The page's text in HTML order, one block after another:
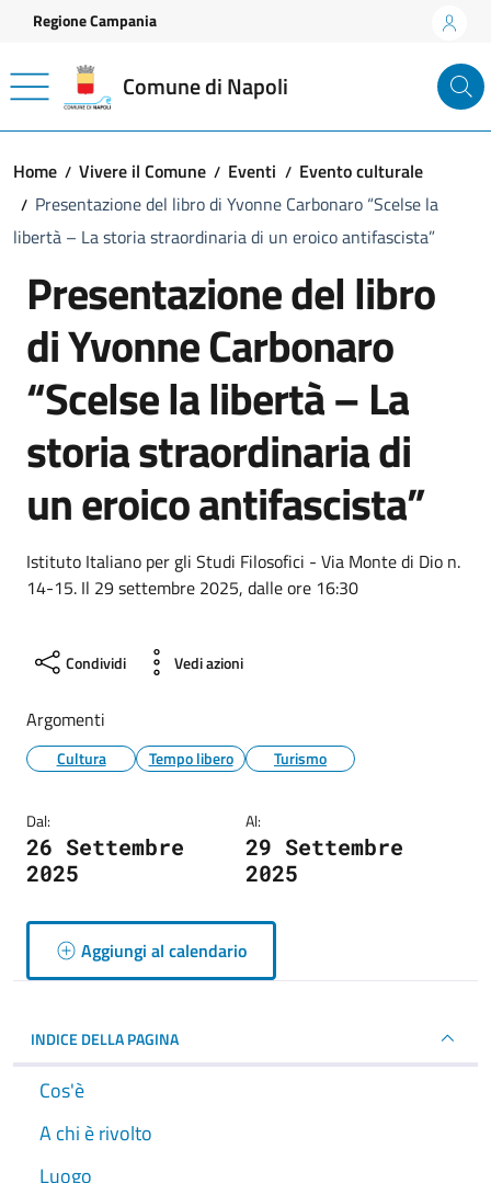
Vai ai contenuti
Vai al footer
Regione Campania
Comune di Napoli
Home Vivere il Comune Eventi
Evento culturale
Presentazione del libro di Yvonne Carbonaro “Scelse la
libertà – La storia straordinaria di un eroico antifascista”
Presentazione del libro
di Yvonne Carbonaro
“Scelse la libertà – La
storia straordinaria di
un eroico antifascista”
Istituto Italiano per gli Studi Filosofici - Via Monte di Dio n.
14-15. Il 29 settembre 2025, dalle ore 16:30
Condividi Vedi azioni
Argomenti
Cultura Tempo libero Turismo
Dal:
26 Settembre
2025
Al:
29 Settembre
2025
Aggiungi al calendario
INDICE DELLA PAGINA
Cos'è
A chi è rivolto
Luogo